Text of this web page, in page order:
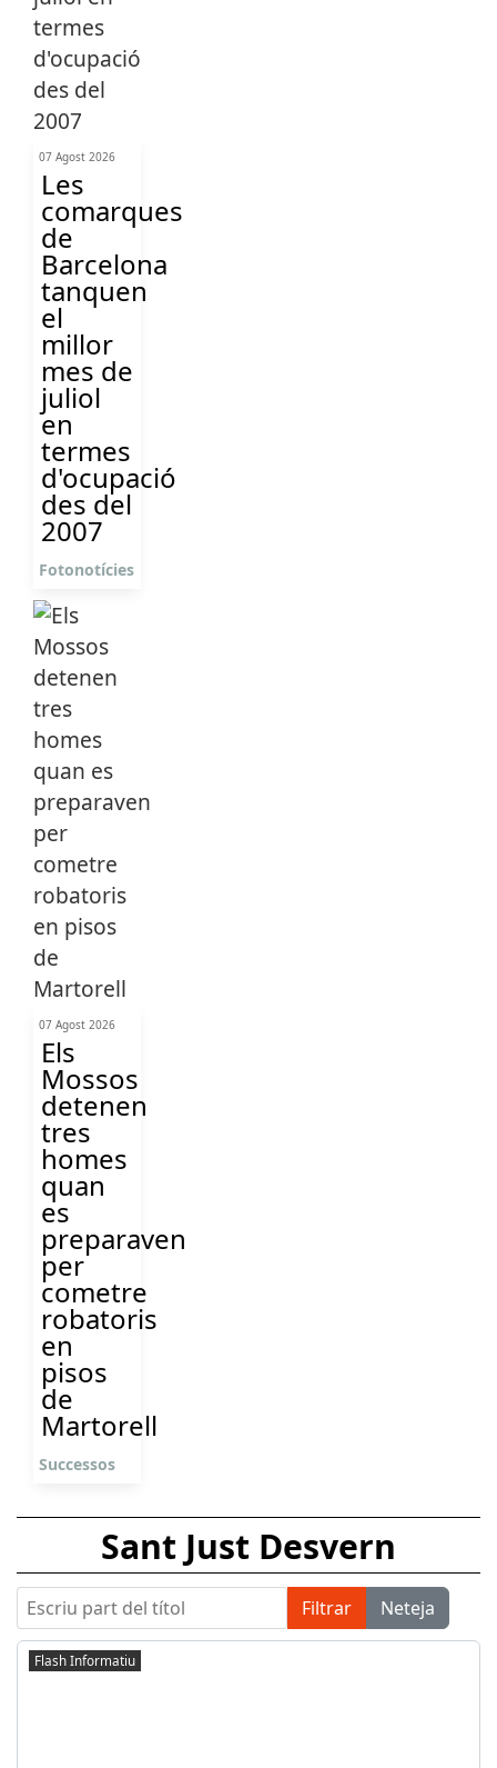
07 Agost 2026
Les
comarques
de
Barcelona
tanquen
el
millor
mes de
juliol
en
termes
d'ocupació
des del
2007
Fotonotícies
07 Agost 2026
Els
Mossos
detenen
tres
homes
quan
es
preparaven
per
cometre
robatoris
en
pisos
de
Martorell
Successos
Sant Just Desvern
Escriu part del títol Filtrar Neteja
Flash Informatiu